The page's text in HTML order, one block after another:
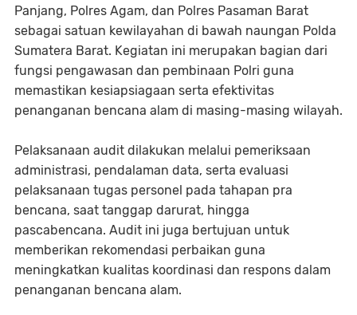
Panjang, Polres Agam, dan Polres Pasaman Barat
sebagai satuan kewilayahan di bawah naungan Polda
Sumatera Barat. Kegiatan ini merupakan bagian dari
fungsi pengawasan dan pembinaan Polri guna
memastikan kesiapsiagaan serta efektivitas
penanganan bencana alam di masing-masing wilayah.
Pelaksanaan audit dilakukan melalui pemeriksaan
administrasi, pendalaman data, serta evaluasi
pelaksanaan tugas personel pada tahapan pra
bencana, saat tanggap darurat, hingga
pascabencana. Audit ini juga bertujuan untuk
memberikan rekomendasi perbaikan guna
meningkatkan kualitas koordinasi dan respons dalam
penanganan bencana alam.